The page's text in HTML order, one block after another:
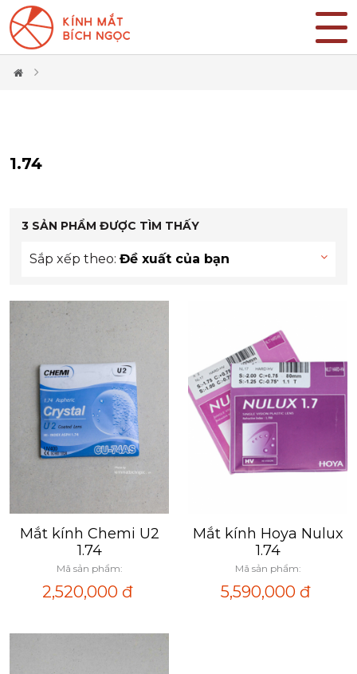
1.74
3 SẢN PHẨM ĐƯỢC TÌM THẤY
Sắp xếp theo: Đề xuất của bạn
Xem nhanh
Mắt kính Chemi U2
1.74
Mã sản phẩm:
2,520,000đ
Xem nhanh
Mắt kính Hoya Nulux
1.74
Mã sản phẩm:
5,590,000 đ